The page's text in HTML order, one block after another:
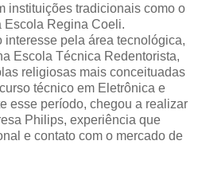
instituições tradicionais como o
Escola Regina Coeli.
interesse pela área tecnológica,
Escola Técnica Redentorista,
religiosas mais conceituadas
técnico em Eletrônica e
esse período, chegou a realizar
Philips, experiência que
e contato com o mercado de